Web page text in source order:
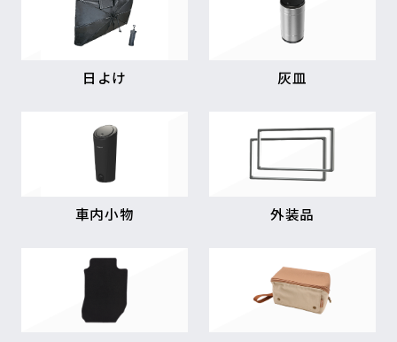
日よけ 灰皿
車内小物 外装品